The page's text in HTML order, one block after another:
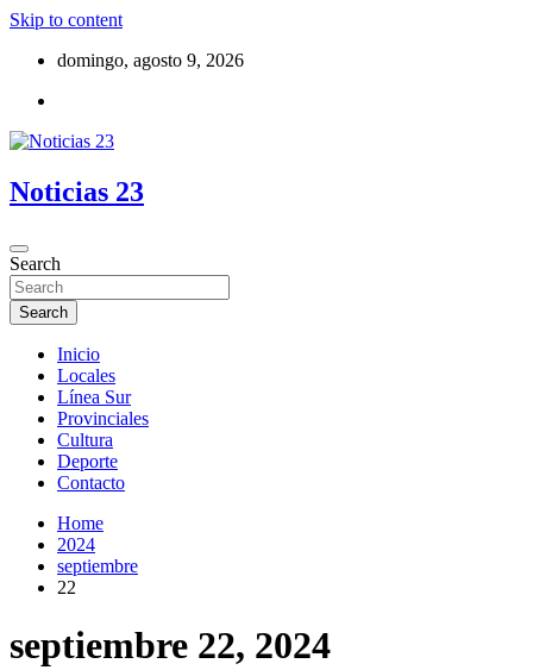
Skip to content
domingo, agosto 9, 2026
Noticias 23
Search
Search
Inicio
Locales
Línea Sur
Provinciales
Cultura
Deporte
Contacto
Home
2024
septiembre
22
septiembre 22, 2024